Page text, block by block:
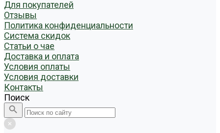
Для покупателей
Отзывы
Политика конфиденциальности
Система скидок
Статьи о чае
Доставка и оплата
Условия оплаты
Условия доставки
Контакты
Поиск